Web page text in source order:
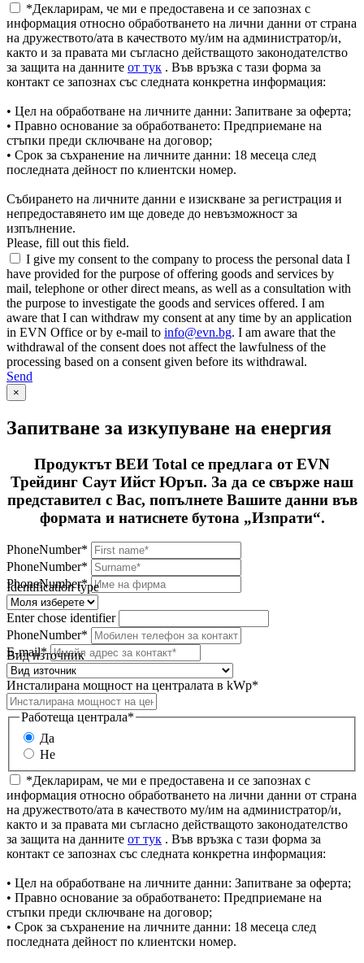
*Декларирам, че ми е предоставена и се запознах с
информация относно обработването на лични данни от страна
на дружеството/ата в качеството му/им на администратор/и,
както и за правата ми съгласно действащото законодателство
за защита на данните от тук . Във връзка с тази форма за
контакт се запознах със следната конкретна информация:
• Цел на обработване на личните данни: Запитване за оферта;
• Правно основание за обработването: Предприемане на
стъпки преди сключване на договор;
• Срок за съхранение на личните данни: 18 месеца след
последната дейност по клиентски номер.
Събирането на личните данни е изискване за регистрация и
непредоставянето им ще доведе до невъзможност за
изпълнение.
Please, fill out this field.
I give my consent to the company to process the personal data I
have provided for the purpose of offering goods and services by
mail, telephone or other direct means, as well as a consultation with
the purpose to investigate the goods and services offered. I am
aware that I can withdraw my consent at any time by an application
in EVN Office or by e-mail to info@evn.bg. I am aware that the
withdrawal of the consent does not affect the lawfulness of the
processing based on a consent given before its withdrawal.
Send
×
Запитване за изкупуване на енергия
Продуктът ВЕИ Total се предлага от EVN
Трейдинг Саут Ийст Юръп. За да се свърже наш
представител с Вас, попълнете Вашите данни във
формата и натиснете бутона „Изпрати“.
PhoneNumber*
PhoneNumber*
PhoneNumber*
Identification type
Enter chose identifier
PhoneNumber*
E-mail*
Вид източник
Инсталирана мощност на централата в kWp*
Работеща централа*
Да
Не
*Декларирам, че ми е предоставена и се запознах с
информация относно обработването на лични данни от страна
на дружеството/ата в качеството му/им на администратор/и,
както и за правата ми съгласно действащото законодателство
за защита на данните от тук . Във връзка с тази форма за
контакт се запознах със следната конкретна информация:
• Цел на обработване на личните данни: Запитване за оферта;
• Правно основание за обработването: Предприемане на
стъпки преди сключване на договор;
• Срок за съхранение на личните данни: 18 месеца след
последната дейност по клиентски номер.